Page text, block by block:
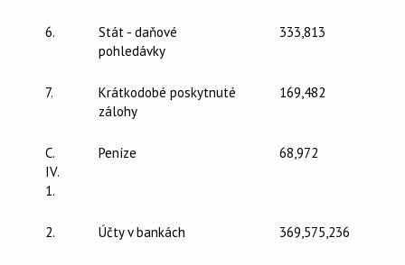
6.
Stát - daňové
pohledávky
333,813
7.
Krátkodobé poskytnuté
zálohy
169,482
C.
IV.
1.
Peníze 68,972
2. Účty v bankách 369,575,236